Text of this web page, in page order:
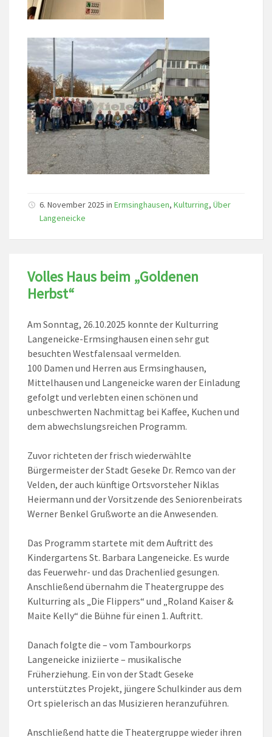
6. November 2025 in Ermsinghausen, Kulturring, Über
Langeneicke
Volles Haus beim „Goldenen
Herbst“
Am Sonntag, 26.10.2025 konnte der Kulturring
Langeneicke-Ermsinghausen einen sehr gut
besuchten Westfalensaal vermelden.
100 Damen und Herren aus Ermsinghausen,
Mittelhausen und Langeneicke waren der Einladung
gefolgt und verlebten einen schönen und
unbeschwerten Nachmittag bei Kaffee, Kuchen und
dem abwechslungsreichen Programm.
Zuvor richteten der frisch wiederwählte
Bürgermeister der Stadt Geseke Dr. Remco van der
Velden, der auch künftige Ortsvorsteher Niklas
Heiermann und der Vorsitzende des Seniorenbeirats
Werner Benkel Grußworte an die Anwesenden.
Das Programm startete mit dem Auftritt des
Kindergartens St. Barbara Langeneicke. Es wurde
das Feuerwehr- und das Drachenlied gesungen.
Anschließend übernahm die Theatergruppe des
Kulturring als „Die Flippers“ und „Roland Kaiser &
Maite Kelly“ die Bühne für einen 1. Auftritt.
Danach folgte die – vom Tambourkorps
Langeneicke iniziierte – musikalische
Früherziehung. Ein von der Stadt Geseke
unterstütztes Projekt, jüngere Schulkinder aus dem
Ort spielerisch an das Musizieren heranzuführen.
Anschließend hatte die Theatergruppe wieder ihren